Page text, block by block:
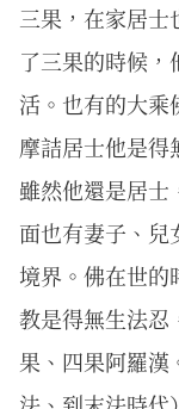
三果，在家居
了三果的時候
活。也有的大乘
摩詰居士他是得
雖然他還是居士
面也有妻子、兒
境界。佛在世的
教是得無生法忍
果、四果阿羅漢